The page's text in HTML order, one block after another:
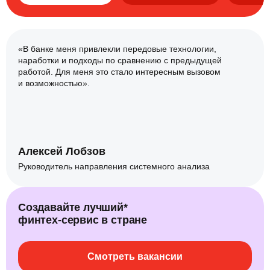
Создавайте лучший*
финтех‑сервис в стране
Смотреть вакансии
«В банке меня привлекли передовые технологии,
наработки и подходы по сравнению с предыдущей
работой. Для меня это стало интересным вызовом
и возможностью».
Алексей Лобзов
Руководитель направления системного анализа